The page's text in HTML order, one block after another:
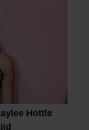
onze website blijft